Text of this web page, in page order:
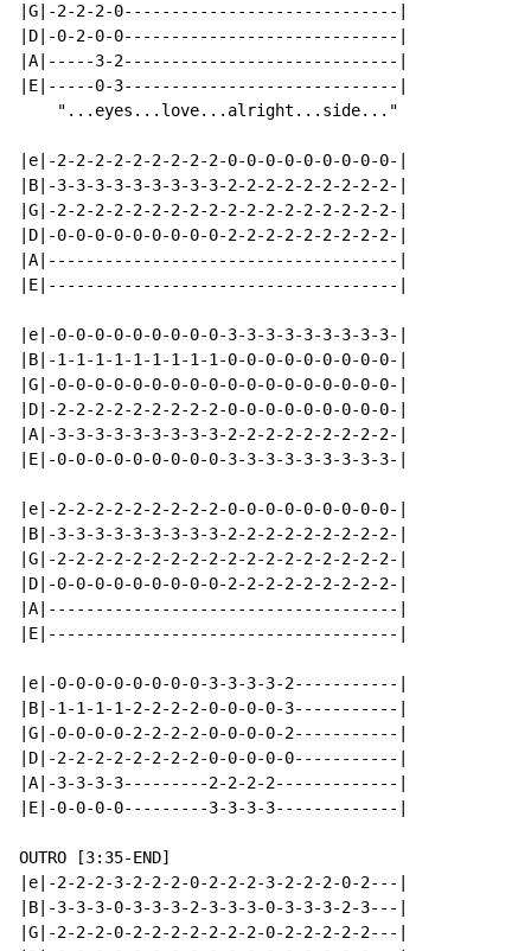
|G|-2-2-2-0-----------------------------|
|D|-0-2-0-0-----------------------------|
|A|-----3-2-----------------------------|
|E|-----0-3-----------------------------|
    "...eyes...love...alright...side..."
|e|-2-2-2-2-2-2-2-2-2-0-0-0-0-0-0-0-0-0-|
|B|-3-3-3-3-3-3-3-3-3-2-2-2-2-2-2-2-2-2-|
|G|-2-2-2-2-2-2-2-2-2-2-2-2-2-2-2-2-2-2-|
|D|-0-0-0-0-0-0-0-0-0-2-2-2-2-2-2-2-2-2-|
|A|-------------------------------------|
|E|-------------------------------------|
|e|-0-0-0-0-0-0-0-0-0-3-3-3-3-3-3-3-3-3-|
|B|-1-1-1-1-1-1-1-1-1-0-0-0-0-0-0-0-0-0-|
|G|-0-0-0-0-0-0-0-0-0-0-0-0-0-0-0-0-0-0-|
|D|-2-2-2-2-2-2-2-2-2-0-0-0-0-0-0-0-0-0-|
|A|-3-3-3-3-3-3-3-3-3-2-2-2-2-2-2-2-2-2-|
|E|-0-0-0-0-0-0-0-0-0-3-3-3-3-3-3-3-3-3-|
|e|-2-2-2-2-2-2-2-2-2-0-0-0-0-0-0-0-0-0-|
|B|-3-3-3-3-3-3-3-3-3-2-2-2-2-2-2-2-2-2-|
|G|-2-2-2-2-2-2-2-2-2-2-2-2-2-2-2-2-2-2-|
|D|-0-0-0-0-0-0-0-0-0-2-2-2-2-2-2-2-2-2-|
|A|-------------------------------------|
|E|-------------------------------------|
|e|-0-0-0-0-0-0-0-0-3-3-3-3-2-----------|
|B|-1-1-1-1-2-2-2-2-0-0-0-0-3-----------|
|G|-0-0-0-0-2-2-2-2-0-0-0-0-2-----------|
|D|-2-2-2-2-2-2-2-2-0-0-0-0-0-----------|
|A|-3-3-3-3---------2-2-2-2-------------|
|E|-0-0-0-0---------3-3-3-3-------------|
OUTRO [3:35-END]
|e|-2-2-2-3-2-2-2-0-2-2-2-3-2-2-2-0-2---|
|B|-3-3-3-0-3-3-3-2-3-3-3-0-3-3-3-2-3---|
|G|-2-2-2-0-2-2-2-2-2-2-2-0-2-2-2-2-2---|